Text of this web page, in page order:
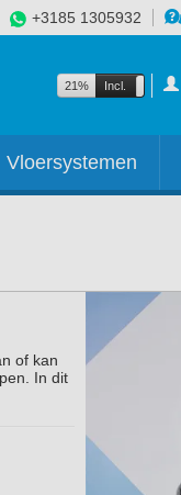
+3185 1305932
21% Incl. Excl.
Vloersystemen
of kan
In dit